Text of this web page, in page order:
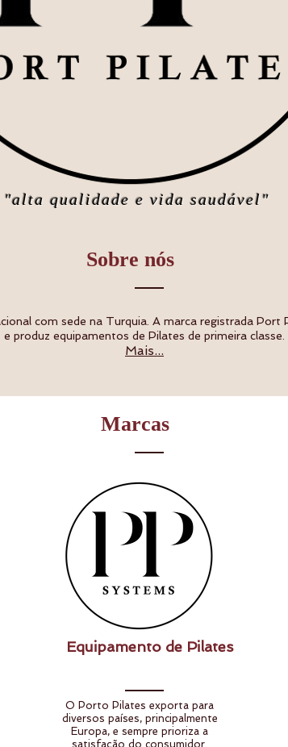
"alta qualidade e vida saudável"
Sobre nós
com sede na Turquia. A marca registrada
e produz equipamentos de Pilates de primeira classe.
Mais...
Marcas
Equipamento de Pilates
O Porto Pilates exporta para
diversos países, principalmente
Europa, e sempre prioriza a
satisfação do consumidor.